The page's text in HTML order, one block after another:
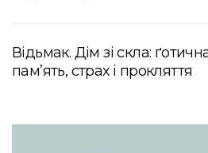
Відьмак. Дім зі скла:
пам’ять, страх і прокляття